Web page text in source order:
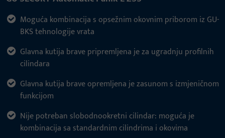
Moguća kombinacija s opsežnim okovnim priborom iz GU-
BKS tehnologije vrata
Glavna kutija brave pripremljena je za ugradnju profilnih
cilindara
Glavna kutija brave opremljena je zasunom s izmjeničnom
funkcijom
Nije potreban slobodnookretni cilindar: moguća je
kombinacija sa standardnim cilindrima i okovima